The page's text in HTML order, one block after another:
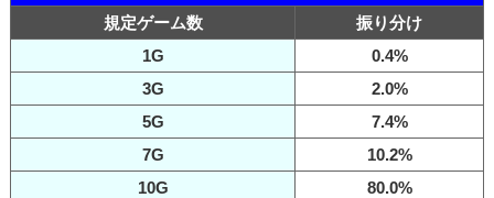
規定ゲーム数
振り分け
1G
0.4%
3G
2.0%
5G
7.4%
7G
10.2%
10G
80.0%